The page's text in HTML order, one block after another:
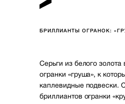
БРИЛЛИАНТЫ ОГРАНОК:
Серьги из белого
огранки «груша», к
каплевидные подвески.
бриллиантов огранки